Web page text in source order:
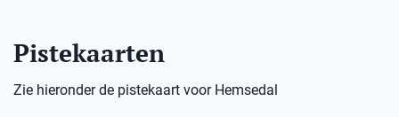
Pistekaarten
Zie hieronder de pistekaart voor Hemsedal